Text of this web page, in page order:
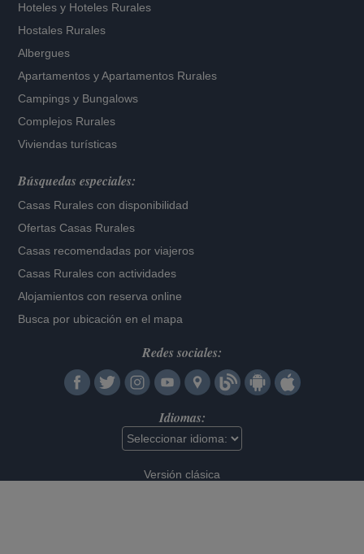
Hoteles y Hoteles Rurales
Hostales Rurales
Albergues
Apartamentos yApartamentos Rurales
Campings y Bungalows
Complejos Rurales
Viviendas turísticas
Búsquedas especiales:
Casas Rurales con disponibilidad
Ofertas Casas Rurales
Casas recomendadas por viajeros
Casas Rurales con actividades
Alojamientos con reserva online
Busca por ubicación en el mapa
Redes sociales:
Idiomas:
Versión clásica